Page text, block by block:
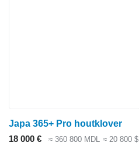
Japa 365+ Pro houtklover
18 000 €
≈ 360 800 MDL ≈ 20 800 $